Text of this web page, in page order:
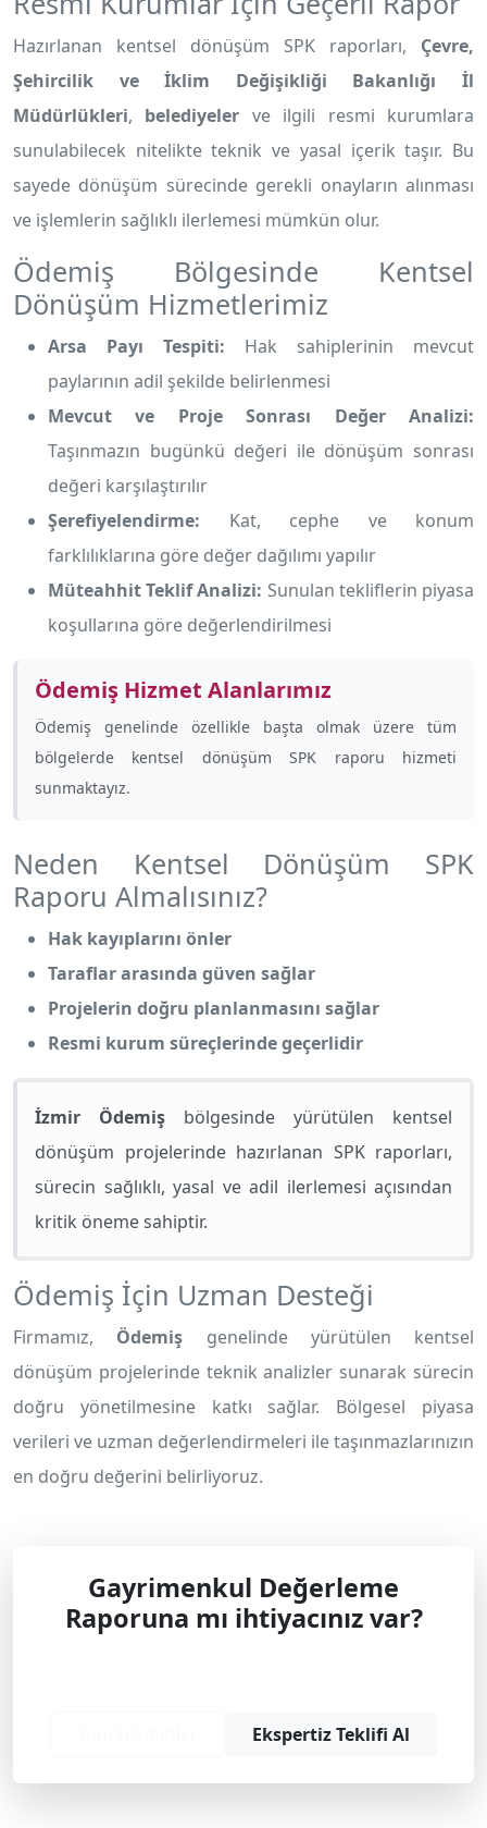
Hazırlanan kentsel dönüşüm SPK raporları, Çevre,
Şehircilik ve İklim Değişikliği Bakanlığı İl
Müdürlükleri, belediyeler ve ilgili resmi kurumlara
sunulabilecek nitelikte teknik ve yasal içerik taşır. Bu
sayede dönüşüm sürecinde gerekli onayların alınması
ve işlemlerin sağlıklı ilerlemesi mümkün olur.
Ödemiş Bölgesinde Kentsel
Dönüşüm Hizmetlerimiz
Arsa Payı Tespiti: Hak sahiplerinin mevcut
paylarının adil şekilde belirlenmesi
Mevcut ve Proje Sonrası Değer Analizi:
Taşınmazın bugünkü değeri ile dönüşüm sonrası
değeri karşılaştırılır
Şerefiyelendirme: Kat, cephe ve konum
farklılıklarına göre değer dağılımı yapılır
Müteahhit Teklif Analizi: Sunulan tekliflerin piyasa
koşullarına göre değerlendirilmesi
Ödemiş Hizmet Alanlarımız
Ödemiş genelinde özellikle başta olmak üzere tüm
bölgelerde kentsel dönüşüm SPK raporu hizmeti
sunmaktayız.
Neden Kentsel Dönüşüm SPK
Raporu Almalısınız?
Hak kayıplarını önler
Taraflar arasında güven sağlar
Projelerin doğru planlanmasını sağlar
Resmi kurum süreçlerinde geçerlidir
İzmir Ödemiş bölgesinde yürütülen kentsel
dönüşüm projelerinde hazırlanan SPK raporları,
sürecin sağlıklı, yasal ve adil ilerlemesi açısından
kritik öneme sahiptir.
Ödemiş İçin Uzman Desteği
Firmamız, Ödemiş genelinde yürütülen kentsel
dönüşüm projelerinde teknik analizler sunarak sürecin
doğru yönetilmesine katkı sağlar. Bölgesel piyasa
verileri ve uzman değerlendirmeleri ile taşınmazlarınızın
en doğru değerini belirliyoruz.
Gayrimenkul Değerleme
Raporuna mı ihtiyacınız var?
Ekspertiz Teklifi Al